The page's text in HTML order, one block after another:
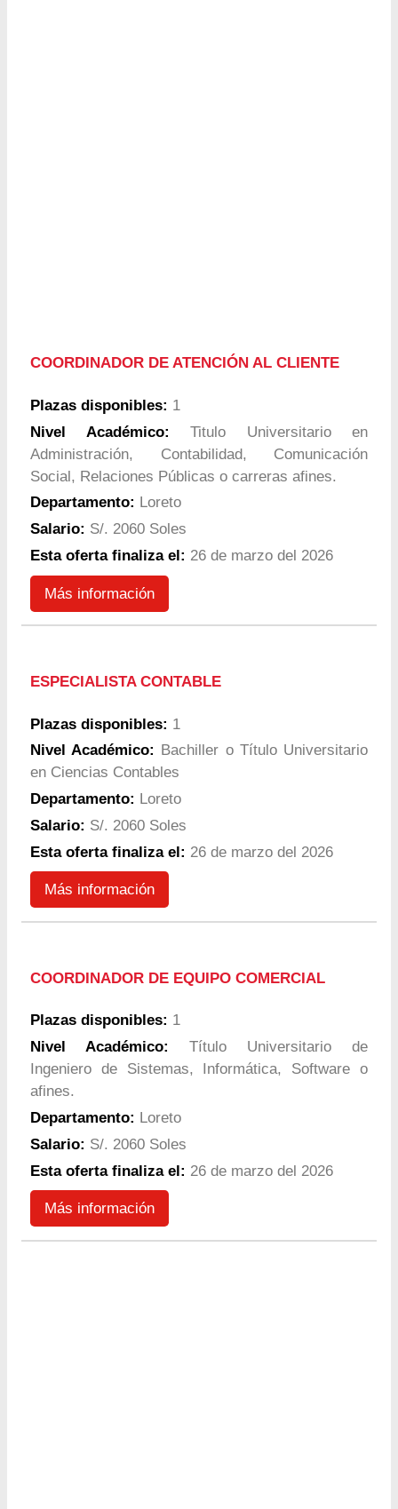
COORDINADOR DE ATENCIÓN AL CLIENTE
Plazas disponibles: 1
Nivel Académico: Titulo Universitario en
Administración, Contabilidad, Comunicación
Social, Relaciones Públicas o carreras afines.
Departamento: Loreto
Salario: S/. 2060 Soles
Esta oferta finaliza el: 26 de marzo del 2026
Más información
ESPECIALISTA CONTABLE
Plazas disponibles: 1
Nivel Académico:
Bachiller o Título Universitario
en Ciencias Contables
Departamento: Loreto
Salario: S/. 2060 Soles
Esta oferta finaliza el: 26 de marzo del 2026
Más información
COORDINADOR DE EQUIPO COMERCIAL
Plazas disponibles: 1
Nivel Académico:
Título Universitario de
Ingeniero de Sistemas, Informática, Software o
afines.
Departamento: Loreto
Salario: S/. 2060 Soles
Esta oferta finaliza el: 26 de marzo del 2026
Más información